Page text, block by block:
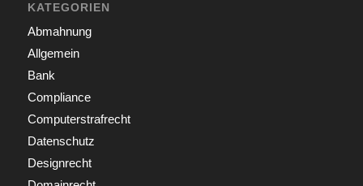
KATEGORIEN
Abmahnung
Allgemein
Bank
Compliance
Computerstrafrecht
Datenschutz
Designrecht